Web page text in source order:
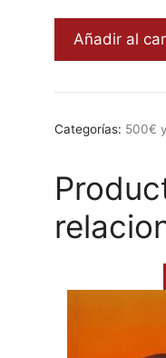
Bailarines
Díaz
cantidad
Añadir al
Categorías: 500€